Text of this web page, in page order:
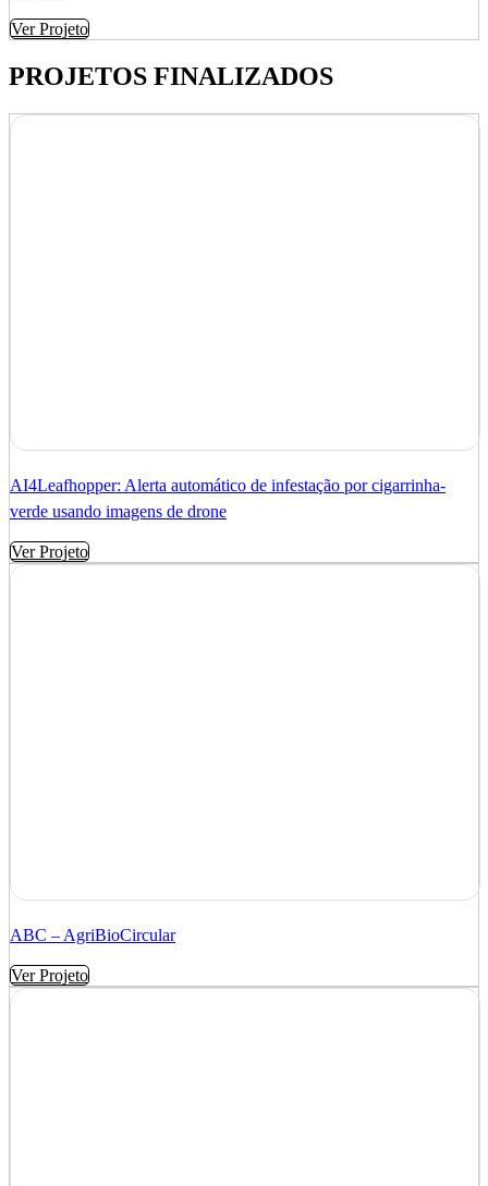
Ver Projeto
PROJETOS FINALIZADOS
AI4Leafhopper: Alerta automático de infestação por cigarrinha-
verde usando imagens de drone
Ver Projeto
ABC – AgriBioCircular
Ver Projeto